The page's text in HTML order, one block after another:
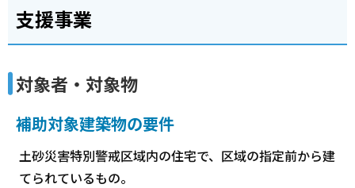
支援事業
対象者・対象物
補助対象建築物の要件
土砂災害特別警戒区域内の住宅で、区域の指定前から建
てられているもの。